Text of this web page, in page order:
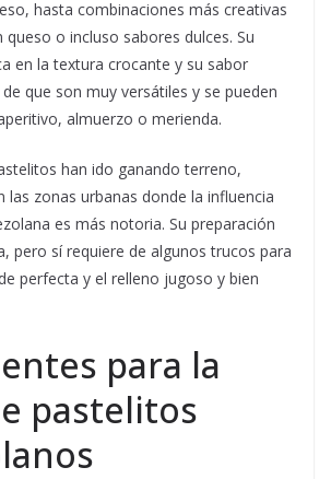
hasta combinaciones más creativas
o incluso sabores dulces. Su
en la textura crocante y su sabor
que son muy versátiles y se pueden
almuerzo o merienda.
han ido ganando terreno,
las zonas urbanas donde la influencia
es más notoria. Su preparación
pero sí requiere de algunos trucos para
perfecta y el relleno jugoso y bien
para la
pastelitos